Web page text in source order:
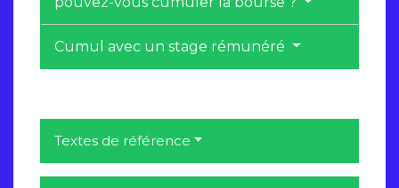
Cumul avec un stage rémunéré
Textes de référence